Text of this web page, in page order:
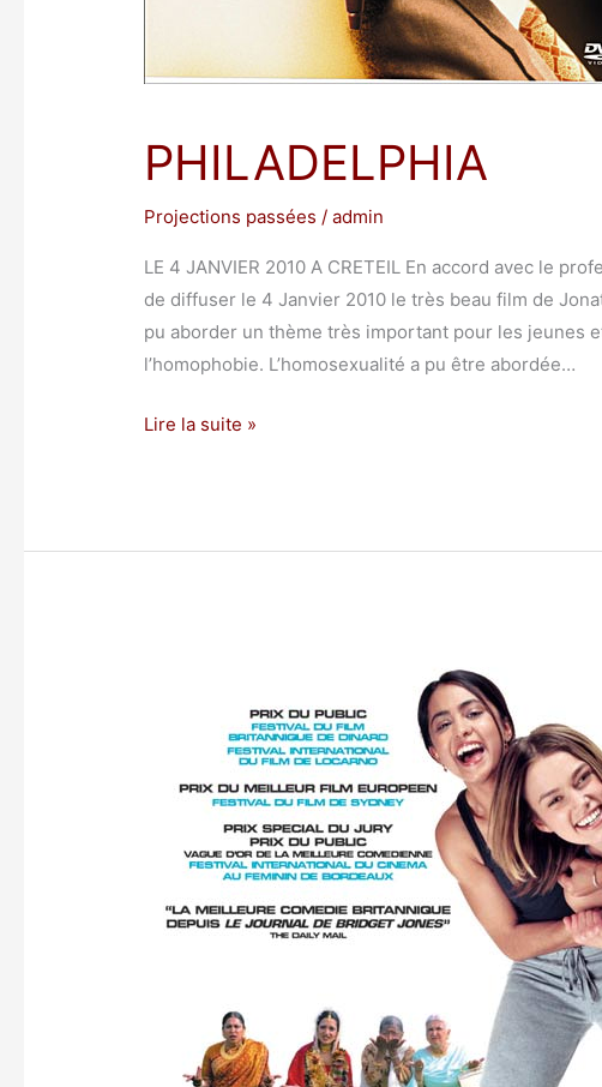
PHILADELPHIA
Projections passées /admin
LE 4 JANVIER 2010 A CRETEIL En accord avec le
de diffuser le 4 Janvier 2010 le très beau film de
pu aborder un thème très important pour les jeunes
l’homophobie. L’homosexualité a pu être abordée…
Lire la suite »
BECKHAM